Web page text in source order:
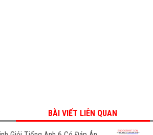
BÀI VIẾT LIÊN QUAN